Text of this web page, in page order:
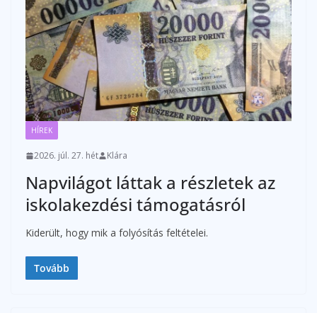
HÍREK
2026. júl. 27. hét Klára
Napvilágot láttak a részletek az
iskolakezdési támogatásról
Kiderült, hogy mik a folyósítás feltételei.
Tovább